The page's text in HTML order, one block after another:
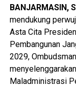
Messenger
“Empat bidang itu
hadapi,
lahan rawa,
pengelolaan
mudahan,
baiknya. Untuk
bagaimana
BANJARMASIN,
mendukung
Asta Cita
Pembangunan
2029,
Maladministrasi